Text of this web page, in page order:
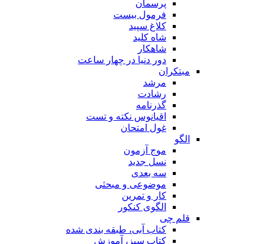
پرسمان
فرمول بیست
کلاغ سپید
شاه کلید
شاهکار
دور دنیا در چهار ساعت
مبتکران
مرشد
رشادت
گذرنامه
اقیانوس نکته و تست
غول امتحان
الگو
موج آزمون
نسل جدید
سه بعدی
موضوعی و مبحثی
کار و تمرین
الگوی کنکور
قلم چی
کتاب آبی، طبقه بندی شده
کتاب سبز، آموزش